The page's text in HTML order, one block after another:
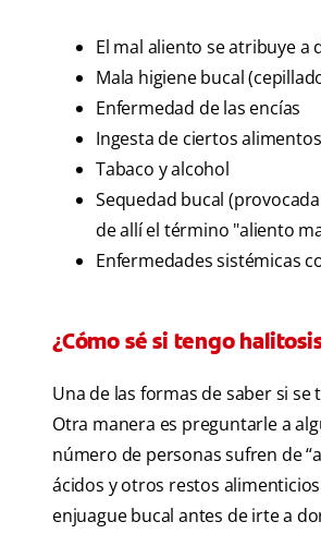
El mal aliento se atribuye a
Mala higiene bucal
Enfermedad de las encías
Ingesta de ciertos
Tabaco y alcohol
Sequedad bucal
de allí el término "aliento
Enfermedades sistémicas
¿Cómo sé si tengo
Una de las formas de saber si
Otra manera es preguntarle a
número de personas sufren de
ácidos y otros restos
enjuague bucal antes de irte a